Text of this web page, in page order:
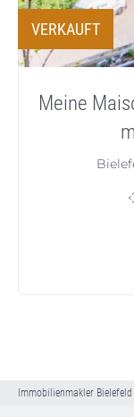
VERKAUFT
Meine
Immobilienmakler